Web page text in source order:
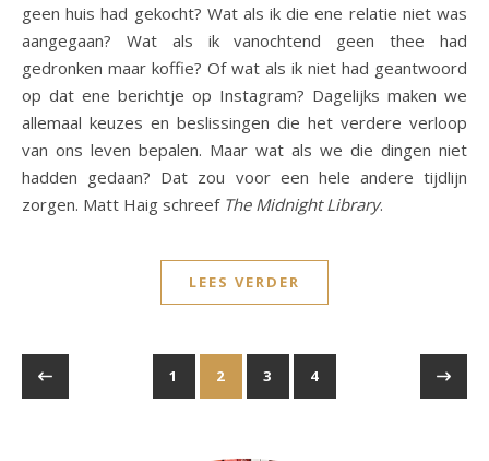
geen huis had gekocht? Wat als ik die ene relatie niet was
aangegaan? Wat als ik vanochtend geen thee had
gedronken maar koffie? Of wat als ik niet had geantwoord
op dat ene berichtje op Instagram? Dagelijks maken we
allemaal keuzes en beslissingen die het verdere verloop
van ons leven bepalen. Maar wat als we die dingen niet
hadden gedaan? Dat zou voor een hele andere tijdlijn
zorgen. Matt Haig schreef The Midnight Library.
LEES VERDER
1 2 3 4